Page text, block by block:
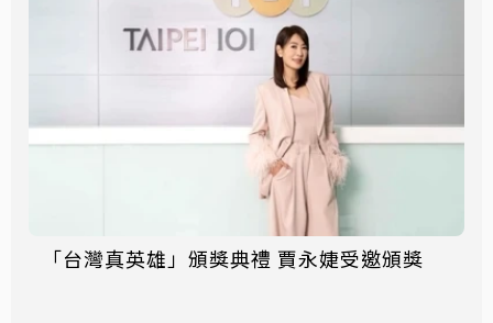
「台灣真英雄」頒獎典禮 賈永婕受邀頒獎